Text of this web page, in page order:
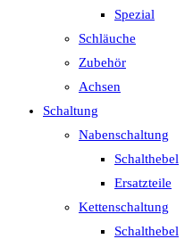
Spezial
Schläuche
Zubehör
Achsen
Schaltung
Nabenschaltung
Schalthebel
Ersatzteile
Kettenschaltung
Schalthebel